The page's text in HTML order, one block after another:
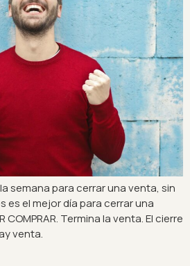
semana para cerrar una venta, sin
es el mejor día para cerrar una
COMPRAR. Termina la venta. El cierre
venta.